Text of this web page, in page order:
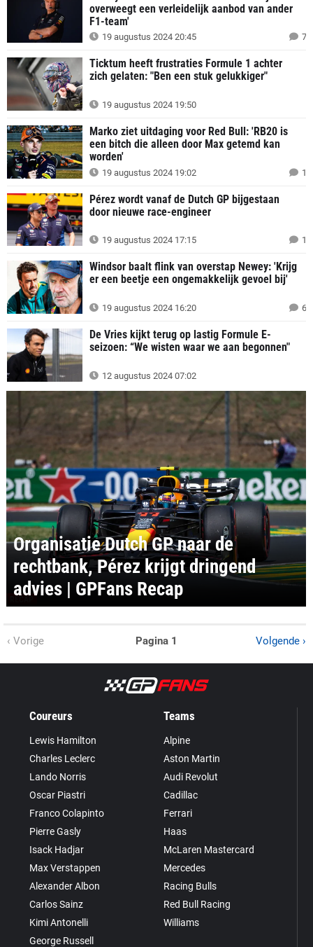
overweegt een verleidelijk aanbod van ander
F1-team'
19 augustus 2024 20:45 7
Ticktum heeft frustraties Formule 1 achter
zich gelaten: "Ben een stuk gelukkiger"
19 augustus 2024 19:50
Marko ziet uitdaging voor Red Bull: 'RB20 is
een bitch die alleen door Max getemd kan
worden'
19 augustus 2024 19:02 1
Pérez wordt vanaf de Dutch GP bijgestaan
door nieuwe race-engineer
19 augustus 2024 17:15 1
Windsor baalt flink van overstap Newey: 'Krijg
er een beetje een ongemakkelijk gevoel bij'
19 augustus 2024 16:20 6
De Vries kijkt terug op lastig Formule E-
seizoen: “We wisten waar we aan begonnen"
12 augustus 2024 07:02
Organisatie Dutch GP naar de
rechtbank, Pérez krijgt dringend
advies | GPFans Recap
‹ Vorige Pagina 1 Volgende ›
Coureurs
Lewis Hamilton
Charles Leclerc
Lando Norris
Oscar Piastri
Franco Colapinto
Pierre Gasly
Isack Hadjar
Max Verstappen
Alexander Albon
Carlos Sainz
Kimi Antonelli
George Russell
Teams
Alpine
Aston Martin
Audi Revolut
Cadillac
Ferrari
Haas
McLaren Mastercard
Mercedes
Racing Bulls
Red Bull Racing
Williams